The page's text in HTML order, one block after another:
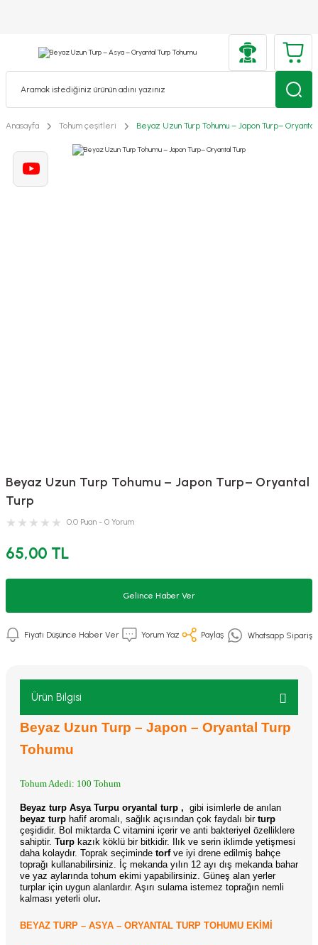
Anasayfa Tohum çeşitleri Beyaz Uzun Turp Tohumu – Japon Turp–
Beyaz Uzun Turp Tohumu – Japon Turp– Oryantal
Turp
0.0 Puan - 0 Yorum
65,00 TL
Gelince Haber Ver
Fiyatı Düşünce Haber Ver Yorum Yaz Paylaş Whatsapp Sipariş
Ürün Bilgisi
Beyaz Uzun Turp – Japon – Oryantal Turp
Tohumu
Tohum Adedi: 100 Tohum
Beyaz turp Asya Turpu oryantal turp , gibi isimlerle de anılan
beyaz turp hafif aromalı, sağlık açısından çok faydalı bir turp
çeşididir. Bol miktarda C vitamini içerir ve anti bakteriyel özelliklere
sahiptir. Turp kazık köklü bir bitkidir. Ilık ve serin iklimde yetişmesi
daha kolaydır. Toprak seçiminde torfve iyi drene edilmiş bahçe
toprağı kullanabilirsiniz. İç mekanda yılın 12 ayı dış mekanda bahar
ve yaz aylarında tohum ekimi yapabilirsiniz. Güneş alan yerler
turplar için uygun alanlardır. Aşırı sulama istemez toprağın nemli
kalması yeterli olur.
BEYAZ TURP – ASYA – ORYANTAL TURP TOHUMU EKİMİ